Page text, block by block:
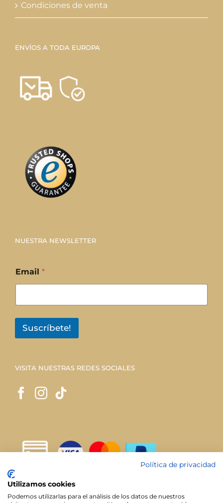
Condiciones de venta
ENVÍOS A TODA EUROPA
NUESTRA NEWSLETTER
Email *
Suscríbete!
VISITA NUESTRAS REDES SOCIALES
Política de privacidad
Utilizamos cookies
Podemos utilizarlas para el análisis de los datos de nuestros